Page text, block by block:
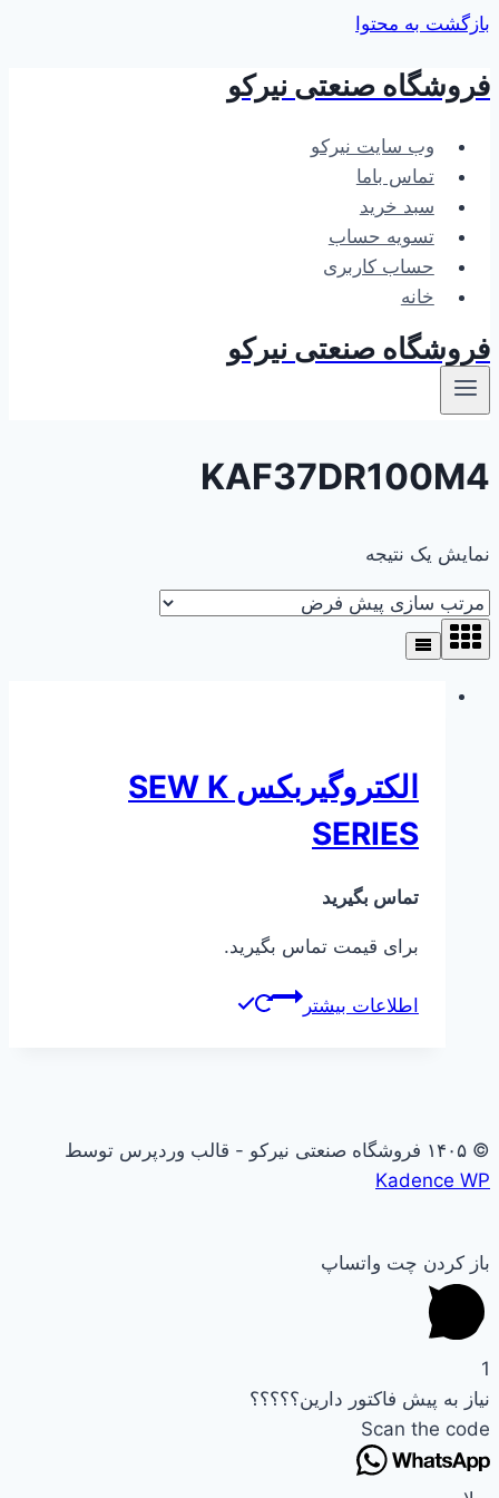
بازگشت به محتوا
فروشگاه صنعتی نیرکو
وب سایت نیرکو
تماس باما
سبد خرید
تسویه حساب
حساب کاربری
خانه
فروشگاه صنعتی نیرکو
KAF37DR100M4
نمایش یک نتیجه
الکتروگیربکس SEW K
SERIES
تماس بگیرید
برای قیمت تماس بگیرید.
اطلاعات بیشتر
© ۱۴۰۵ فروشگاه صنعتی نیرکو - قالب وردپرس توسط
Kadence WP
باز کردن چت واتساپ
1
نیاز به پیش فاکتور دارین؟؟؟؟؟
Scan the code